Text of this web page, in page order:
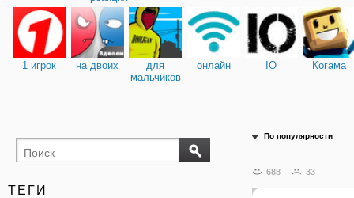
1 игрок на двоих
для
мальчиков
онлайн IO Когама
ТЕГИ
По популярности
688 33